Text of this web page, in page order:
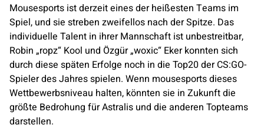
Mousesports ist derzeit eines der heißesten Teams im
Spiel, und sie streben zweifellos nach der Spitze. Das
individuelle Talent in ihrer Mannschaft ist unbestreitbar,
Robin „ropz“ Kool und Özgür „woxic“ Eker konnten sich
durch diese späten Erfolge noch in die Top20 der CS:GO-
Spieler des Jahres spielen. Wenn mousesportsdieses
Wettbewerbsniveau halten, könnten sie in Zukunft die
größte Bedrohung fürAstralis und die anderen Topteams
darstellen.